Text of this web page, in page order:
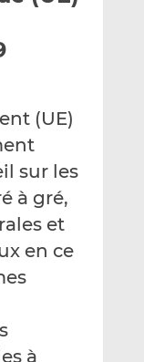
(UE)
sur les
à gré,
et
en ce
à